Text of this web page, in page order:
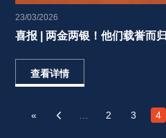
23/03/2026
喜报 | 两金两银！他们载誉而归
查看详情
«
2 3 4